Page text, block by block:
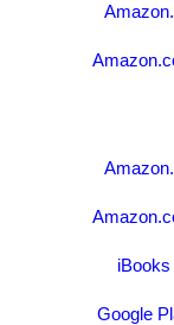
iBooks
Google